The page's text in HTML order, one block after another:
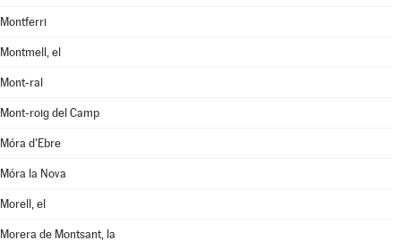
Montferri
Montmell, el
Mont-ral
Mont-roig del Camp
Móra d'Ebre
Móra la Nova
Morell, el
Morera de Montsant, la